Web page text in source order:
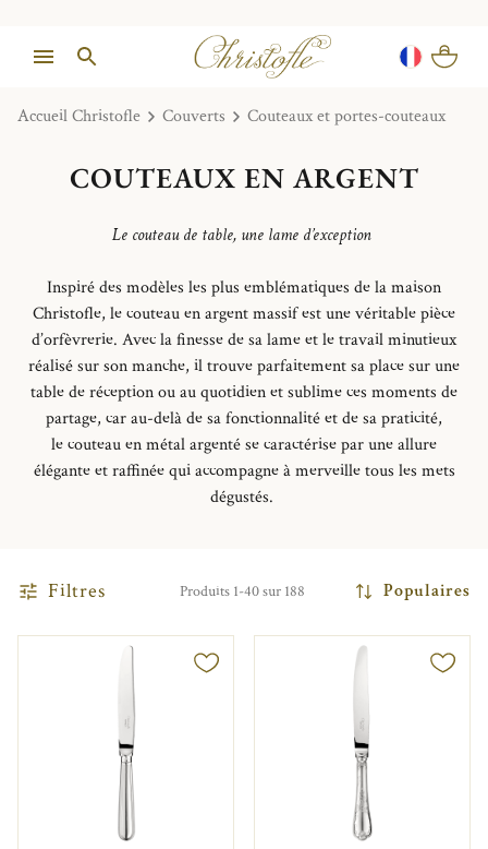
Accueil Christofle Couverts Couteaux et portes-couteaux
COUTEAUX EN ARGENT
Le couteau de table, une lame d’exception
Inspiré des modèles les plus emblématiques de la maison
Christofle, le couteau en argent massif est une véritable pièce
d’orfèvrerie. Avec la finesse de sa lame et le travail minutieux
réalisé sur son manche, il trouve parfaitement sa place sur une
table de réception ou au quotidien et sublime ces moments de
partage, car au-delà de sa fonctionnalité et de sa praticité,
le couteau en métal argenté se caractérise par une allure
élégante et raffinée qui accompagne à merveille tous les mets
dégustés.
Filtres Produits 1-40 sur 188 Populaires